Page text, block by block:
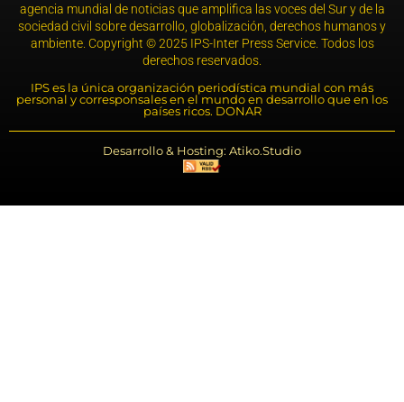
agencia mundial de noticias que amplifica las voces del Sur y de la
sociedad civil sobre desarrollo, globalización, derechos humanos y
ambiente. Copyright © 2025 IPS-Inter Press Service. Todos los
derechos reservados.
IPS es la única organización periodística mundial con más
personal y corresponsales en el mundo en desarrollo que en los
países ricos. DONAR
Desarrollo & Hosting: Atiko.Studio